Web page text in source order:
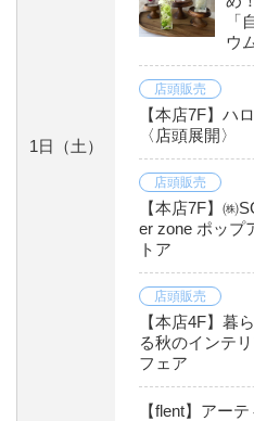
1日 （土）
「
ウ
店頭販売
【本店7F】ハ
〈店頭展開〉
店頭販売
【本店7F】㈱
er zone ポップ
トア
店頭販売
【本店4F】暮
る秋のインテ
フェア
【flent】アー